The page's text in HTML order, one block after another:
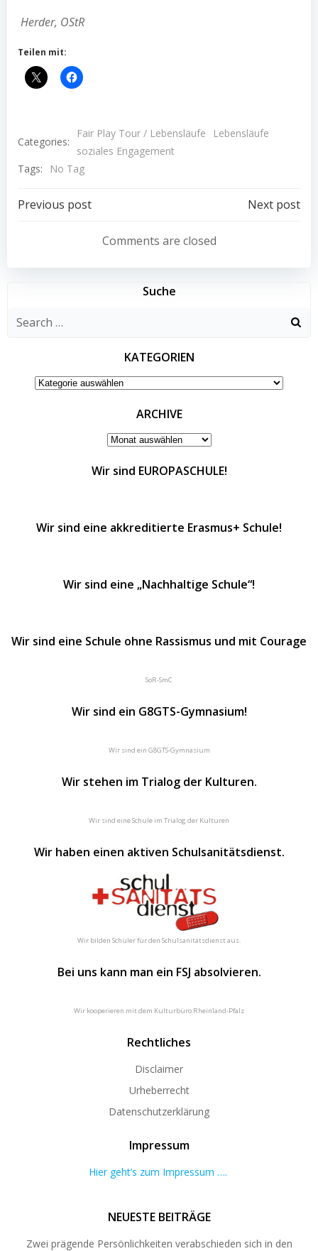
Herder, OStR
Teilen mit:
Categories:
Fair Play Tour / Lebensläufe
Lebensläufe
soziales Engagement
Tags:
No Tag
Post
navigation
Previous post
navigation
Next post
Comments are closed
Suche
Search
KATEGORIEN
KATEGORIEN
ARCHIVE
ARCHIVE
Wir sind EUROPASCHULE!
Wir sind eine akkreditierte Erasmus+ Schule!
Wir sind eine „Nachhaltige Schule“!
Wir sind eine Schule ohne Rassismus und mit Courage
SoR-SmC
Wir sind ein G8GTS-Gymnasium!
Wir sind ein G8GTS-Gymnasium
Wir stehen im Trialog der Kulturen.
Wir sind eine Schule im Trialog der Kulturen
Wir haben einen aktiven Schulsanitätsdienst.
Wir bilden Schüler für den Schulsanitätsdienst aus.
Bei uns kann man ein FSJ absolvieren.
Wir kooperieren mit dem Kulturbüro Rheinland-Pfalz
Rechtliches
Disclaimer
Urheberrecht
Datenschutzerklärung
Impressum
Hier geht’s zum Impressum ….
NEUESTE BEITRÄGE
Zwei prägende Persönlichkeiten verabschieden sich in den